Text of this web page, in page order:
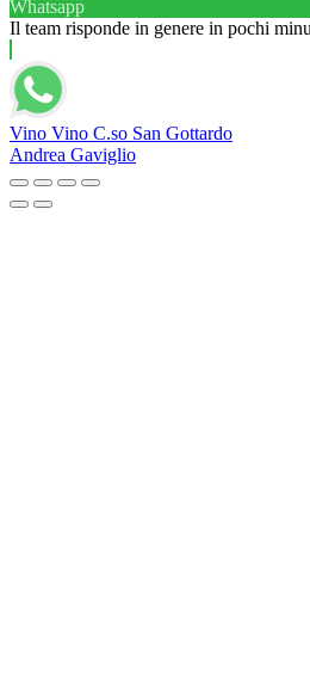
Whatsapp
Il team risponde in genere in pochi
Vino Vino C.so San Gottardo
Andrea Gaviglio